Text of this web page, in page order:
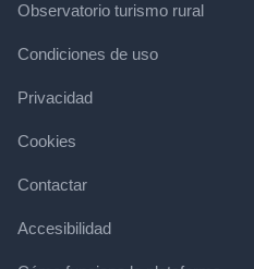
Observatorio turismo rural
Condiciones de uso
Privacidad
Cookies
Contactar
Accesibilidad